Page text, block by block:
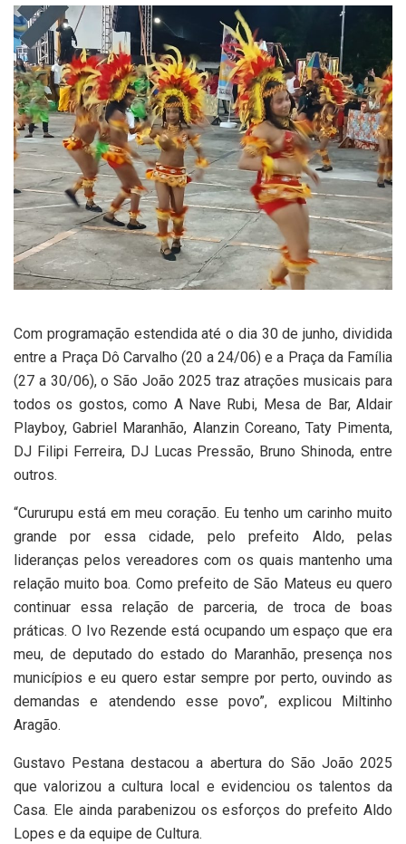
Com programação estendida até o dia 30 de junho, dividida
entre a Praça Dô Carvalho (20 a 24/06) e a Praça da Família
(27 a 30/06), o São João 2025 traz atrações musicais para
todos os gostos, como A Nave Rubi, Mesa de Bar, Aldair
Playboy, Gabriel Maranhão, Alanzin Coreano, Taty Pimenta,
DJ Filipi Ferreira, DJ Lucas Pressão, Bruno Shinoda, entre
outros.
“Cururupu está em meu coração. Eu tenho um carinho muito
grande por essa cidade, pelo prefeito Aldo, pelas
lideranças pelos vereadores com os quais mantenho uma
relação muito boa. Como prefeito de São Mateus eu quero
continuar essa relação de parceria, de troca de boas
práticas. O Ivo Rezende está ocupando um espaço que era
meu, de deputado do estado do Maranhão, presença nos
municípios e eu quero estar sempre por perto, ouvindo as
demandas e atendendo esse povo”, explicou Miltinho
Aragão.
Gustavo Pestana destacou a abertura do São João 2025
que valorizou a cultura local e evidenciou os talentos da
Casa. Ele ainda parabenizou os esforços do prefeito Aldo
Lopes e da equipe de Cultura.